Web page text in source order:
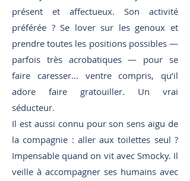
présent et affectueux. Son activité
préférée ? Se lover sur les genoux et
prendre toutes les positions possibles —
parfois très acrobatiques — pour se
faire caresser… ventre compris, qu’il
adore faire gratouiller. Un vrai
séducteur.
Il est aussi connu pour son sens aigu de
la compagnie : aller aux toilettes seul ?
Impensable quand on vit avec Smocky. Il
veille à accompagner ses humains avec